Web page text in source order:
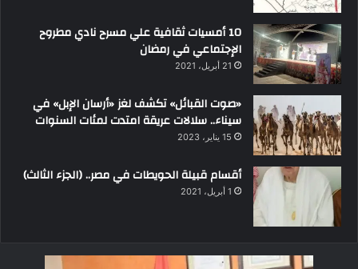
10 أمسيات ثقافية علي مسرح نادي مطروح
الإجتماعي في رمضان
21 أبريل، 2021
«صوت القبائل» تكشف لغز «أرسان الإبل» في
سيناء.. سلالات عريقة امتدت لمئات السنوات
15 يناير، 2023
أقسام قبيلة الحويطات في مصر.. (الجزء الثالث)
1 أبريل، 2021